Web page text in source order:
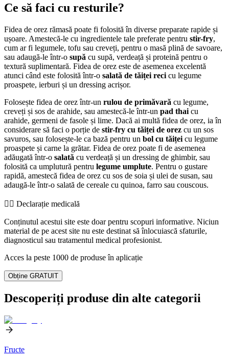
Ce să faci cu resturile?
Fidea de orez rămasă poate fi folosită în diverse preparate rapide și
ușoare. Amestecă-le cu ingredientele tale preferate pentru stir-fry,
cum ar fi legumele, tofu sau creveți, pentru o masă plină de savoare,
sau adaugă-le într-o supă cu supă, verdeață și proteină pentru o
textură suplimentară. Fidea de orez este de asemenea excelentă
atunci când este folosită într-o salată de tăiței reci cu legume
proaspete, ierburi și un dressing acrișor.
Folosește fidea de orez într-un rulou de primăvară cu legume,
creveți și sos de arahide, sau amestecă-le într-un pad thai cu
arahide, germeni de fasole și lime. Dacă ai multă fidea de orez, ia în
considerare să faci o porție de stir-fry cu tăiței de orez cu un sos
savuros, sau folosește-le ca bază pentru un bol cu tăiței cu legume
proaspete și carne la grătar. Fidea de orez poate fi de asemenea
adăugată într-o salată cu verdeață și un dressing de ghimbir, sau
folosită ca umplutură pentru legume umplute. Pentru o gustare
rapidă, amestecă fidea de orez cu sos de soia și ulei de susan, sau
adaugă-le într-o salată de cereale cu quinoa, farro sau couscous.
👨‍⚕️️ Declarație medicală
Conținutul acestui site este doar pentru scopuri informative. Niciun
material de pe acest site nu este destinat să înlocuiască sfaturile,
diagnosticul sau tratamentul medical profesionist.
Acces la peste 1000 de produse în aplicație
Obține GRATUIT
Descoperiți produse din alte categorii
Fructe